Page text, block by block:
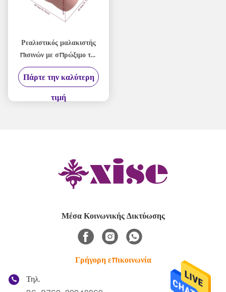
Ρεαλιστικός μαλακιστής
πισινών με σπρώξιμο της
κόλπου λειτουργία USB
επαναφορτιζόμενο εύκολο
Πάρτε την καλύτερη
τιμή
Μέσα Κοινωνικής Δικτύωσης
Γρήγορη επικοινωνία
Τηλ.